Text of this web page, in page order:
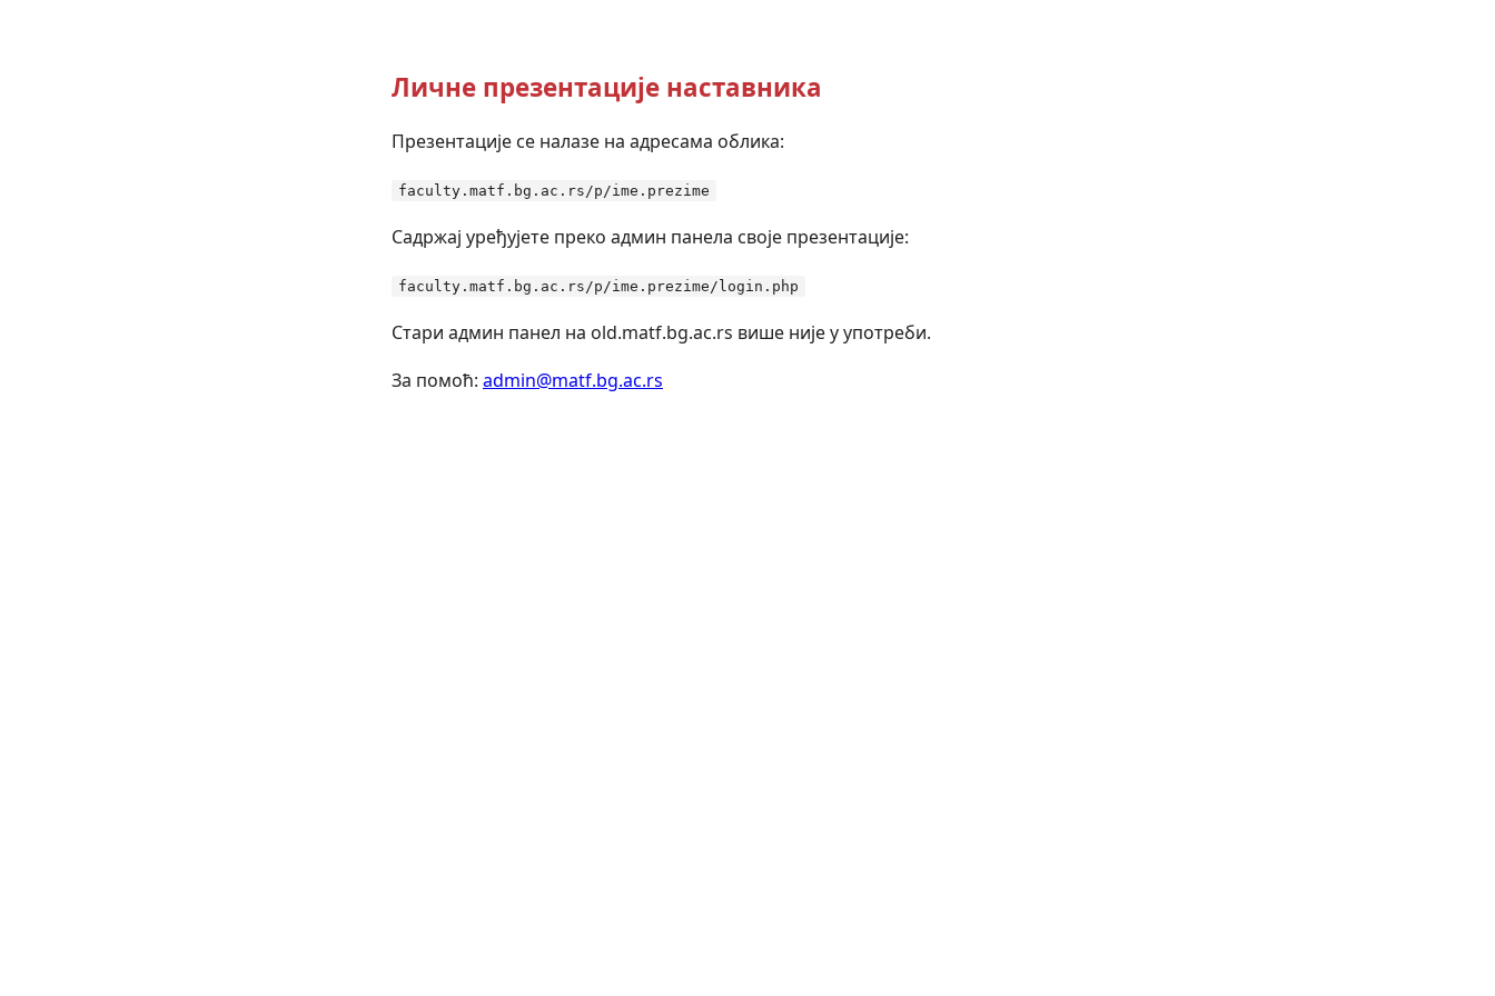
Личне презентације наставника
Презентације се налазе на адресама облика:
faculty.matf.bg.ac.rs/p/ime.prezime
Садржај уређујете преко админ панела своје презентације:
faculty.matf.bg.ac.rs/p/ime.prezime/login.php
Стари админ панел на old.matf.bg.ac.rs више није у употреби.
За помоћ: admin@matf.bg.ac.rs